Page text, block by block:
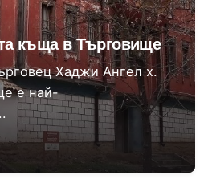
къща в Търговище
Хаджи Ангел х.
е най-